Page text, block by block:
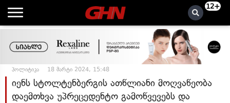
12+
პოლიტიკა 18 მარტი 2024, 15:48
იენს სტოლტენბერგის ათწლიანი მოღვაწეობა
დაემთხვა უპრეცედენტო გამოწვევებს და